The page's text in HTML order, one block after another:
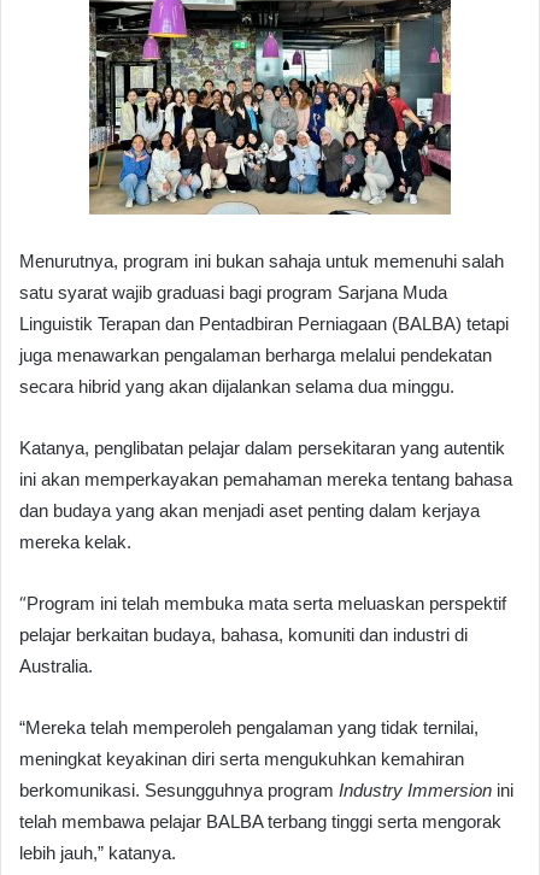
Menurutnya, program ini bukan sahaja untuk memenuhi salah
satu syarat wajib graduasi bagi program Sarjana Muda
Linguistik Terapan dan Pentadbiran Perniagaan (BALBA) tetapi
juga menawarkan pengalaman berharga melalui pendekatan
secara hibrid yang akan dijalankan selama dua minggu.
Katanya, penglibatan pelajar dalam persekitaran yang autentik
ini akan memperkayakan pemahaman mereka tentang bahasa
dan budaya yang akan menjadi aset penting dalam kerjaya
mereka kelak.
“Program ini telah membuka mata serta meluaskan perspektif
pelajar berkaitan budaya, bahasa, komuniti dan industri di
Australia.
“Mereka telah memperoleh pengalaman yang tidak ternilai,
meningkat keyakinan diri serta mengukuhkan kemahiran
berkomunikasi. Sesungguhnya program Industry Immersion ini
telah membawa pelajar BALBA terbang tinggi serta mengorak
lebih jauh,” katanya.